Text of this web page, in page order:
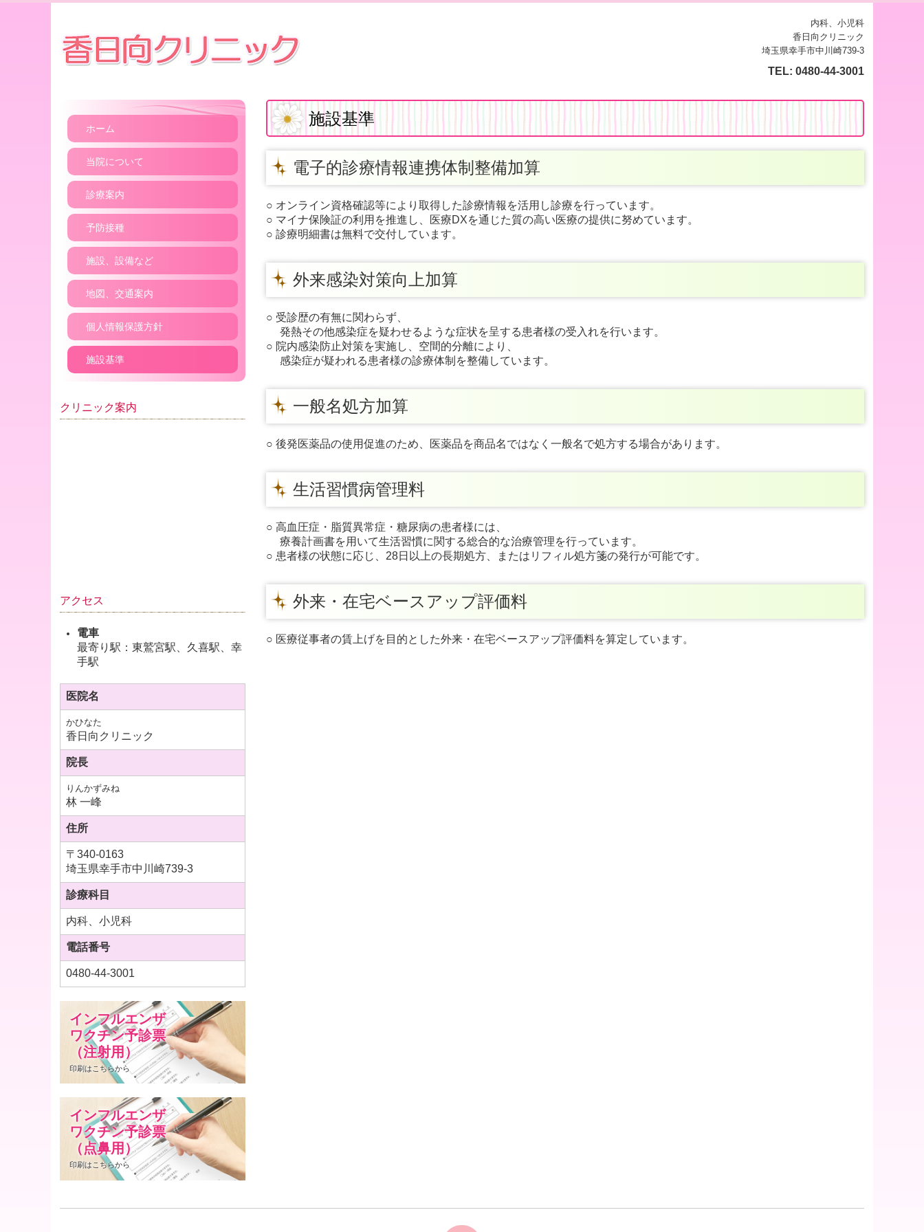
内科、小児科
香日向クリニック
埼玉県幸手市中川崎739-3
TEL: 0480-44-3001
ホーム
当院について
診療案内
予防接種
施設、設備など
地図、交通案内
個人情報保護方針
施設基準
クリニック案内
アクセス
電車
最寄り駅 ：東鷲宮駅、久喜駅、幸
手駅
医院名
かひなた
香日向クリニック
院長
りんかずみね
林 一峰
住所
〒 340-0163
埼玉県幸手市中川崎739-3
診療科目
内科、小児科
電話番号
0480-44-3001
インフルエンザ
ワクチン予診票
（注射用）
印刷はこちらから
インフルエンザ
ワクチン予診票
（点鼻用）
印刷はこちらから
施設基準
電子的診療情報連携体制整備加算
○ オンライン資格確認等により取得した診療情報を活用し診療を行っています。
○ マイナ保険証の利用を推進し、医療DXを通じた質の高い医療の提供に努めています。
○ 診療明細書は無料で交付しています。
外来感染対策向上加算
○ 受診歴の有無に関わらず、
発熱その他感染症を疑わせるような症状を呈する患者様の受入れを行います。
○ 院内感染防止対策を実施し、空間的分離により、
感染症が疑われる患者様の診療体制を整備しています。
一般名処方加算
○ 後発医薬品の使用促進のため、医薬品を商品名ではなく一般名で処方する場合があります。
生活習慣病管理料
○ 高血圧症・脂質異常症・糖尿病の患者様には、
療養計画書を用いて生活習慣に関する総合的な治療管理を行っています。
○ 患者様の状態に応じ、28日以上の長期処方、またはリフィル処方箋の発行が可能です。
外来・在宅ベースアップ評価料
○ 医療従事者の賃上げを目的とした外来・在宅ベースアップ評価料を算定しています。